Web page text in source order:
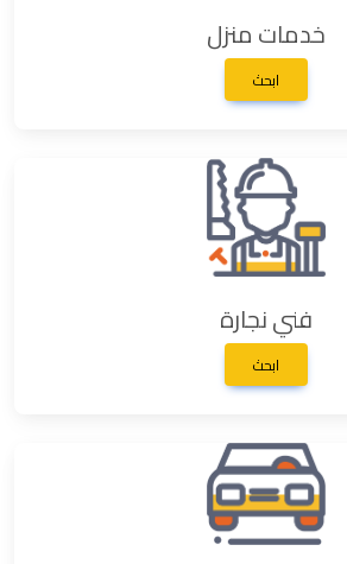
خدمات منزل
ابحث
فني نجارة
ابحث